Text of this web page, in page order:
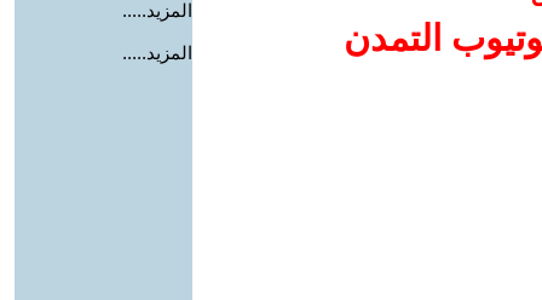
التمدن
المزيد.....
المزيد.....